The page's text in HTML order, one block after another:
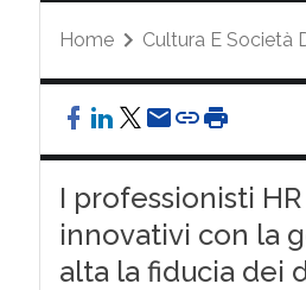
Home Cultura E Società
I professionisti
innovativi con la
alta la fiducia dei